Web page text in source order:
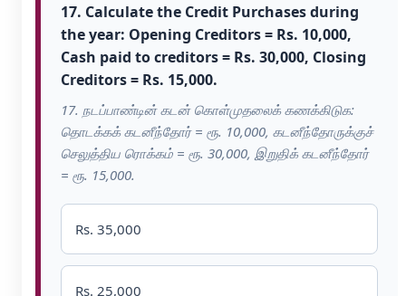
17. Calculate the Credit Purchases during
the year: Opening Creditors = Rs. 10,000,
Cash paid to creditors = Rs. 30,000, Closing
Creditors = Rs. 15,000.
17. நடப்பாண்டின் கடன் கொள்முதலைக் கணக்கிடுக:
தொடக்கக் கடனீந்தோர் = ரூ. 10,000, கடனீந்தோருக்குச்
செலுத்திய ரொக்கம் = ரூ. 30,000, இறுதிக் கடனீந்தோர்
= ரூ. 15,000.
Rs. 35,000
Rs. 25,000